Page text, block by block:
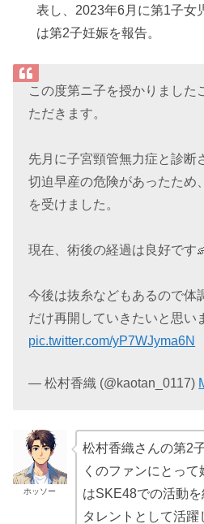
表し、2023年6月に第1子女
は第2子妊娠を報告。
この度第ニ子を授かりました
ただきます。
先月に子宮頸管無力症と診断
切迫早産の危険があったため
を受けました。
現在、術後の経過は良好です
今後は抜糸などもあるので体
だけ再開していきたいと思い
pic.twitter.com/yP7WJyma6N
— 松村香織 (@kaotan_0117)
ホッソー
松村香織さんの第2
くのファンにとっ
はSKE48での活動
タレントとして活